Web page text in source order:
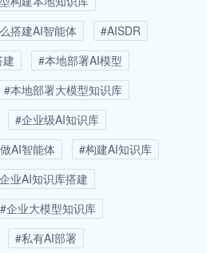
搭建AI智能体
#AISDR
#本地部署AI模型
#本地部署大模型知识库
#企业级AI知识库
AI智能体
#构建AI知识库
业AI知识库搭建
#企业大模型知识库
#私有AI部署